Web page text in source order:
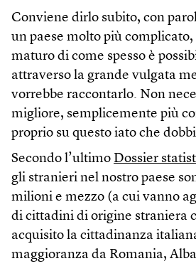
Conviene dirlo subito, con
un paese molto più
maturo di come spesso è
attraverso la grande vulgata
vorrebbe raccontarlo. Non
migliore, semplicemente più
proprio su questo iato che
Secondo l’ultimo Dossier
gli stranieri nel nostro paese
milioni e mezzo (a cui vanno
di cittadini di origine straniera
acquisito la cittadinanza
maggioranza da Romania,